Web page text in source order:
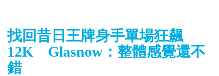
找回昔日王牌身手單場狂飆
12K Glasnow：整體感覺還不
錯